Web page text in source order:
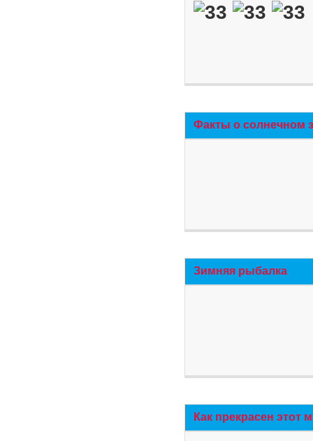
Факты о солнечном
Зимняя рыбалка
Как прекрасен этот